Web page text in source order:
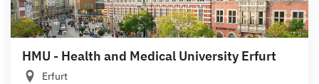
HMU - Health and Medical University Erfurt
Erfurt